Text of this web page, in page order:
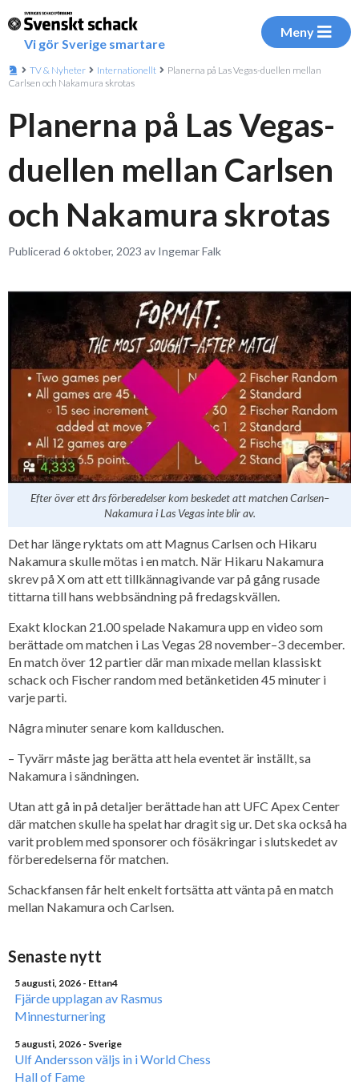
Vi gör Sverige smartare
Meny
TV & Nyheter Internationellt
Planerna på Las Vegas-duellen mellan
Carlsen och Nakamura skrotas
Planerna på Las Vegas-
duellen mellan Carlsen
och Nakamura skrotas
Publicerad 6 oktober, 2023 av Ingemar Falk
Efter över ett års förberedelser kom beskedet att matchen Carlsen–
Nakamura i Las Vegas inte blir av.
Det har länge ryktats om att Magnus Carlsen och Hikaru
Nakamura skulle mötas i en match. När Hikaru Nakamura
skrev på X om att ett tillkännagivande var på gång rusade
tittarna till hans webbsändning på fredagskvällen.
Exakt klockan 21.00 spelade Nakamura upp en video som
berättade om matchen i Las Vegas 28 november–3 december.
En match över 12 partier där man mixade mellan klassiskt
schack och Fischer random med betänketiden 45 minuter i
varje parti.
Några minuter senare kom kallduschen.
– Tyvärr måste jag berätta att hela eventet är inställt, sa
Nakamura i sändningen.
Utan att gå in på detaljer berättade han att UFC Apex Center
där matchen skulle ha spelat har dragit sig ur. Det ska också ha
varit problem med sponsorer och fösäkringar i slutskedet av
förberedelserna för matchen.
Schackfansen får helt enkelt fortsätta att vänta på en match
mellan Nakamura och Carlsen.
Senaste nytt
5 augusti, 2026 - Ettan4
Fjärde upplagan av Rasmus
Minnesturnering
5 augusti, 2026 - Sverige
Ulf Andersson väljs in i World Chess
Hall of Fame